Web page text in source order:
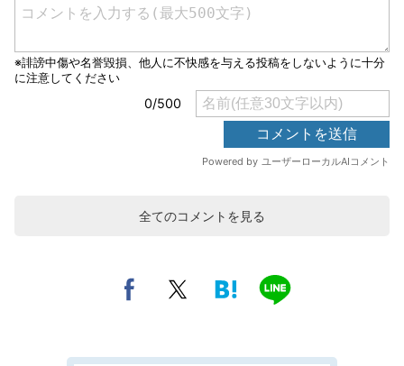
全てのコメントを見る